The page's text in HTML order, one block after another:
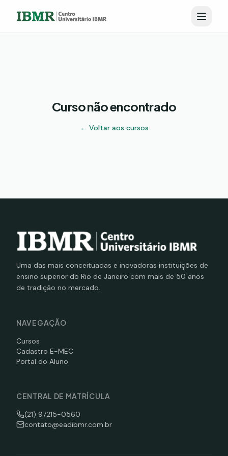
Curso não encontrado
← Voltar aos cursos
Uma das mais conceituadas e inovadoras instituições de
ensino superior do Rio de Janeiro com mais de 50 anos
de tradição no mercado.
NAVEGAÇÃO
Cursos
Cadastro E-MEC
Portal do Aluno
CENTRAL DE MATRÍCULA
(21) 97215-0560
contato@eadibmr.com.br